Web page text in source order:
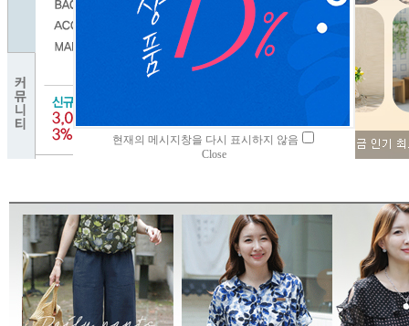
현재의 메시지창을 다시 표시하지 않음
Close